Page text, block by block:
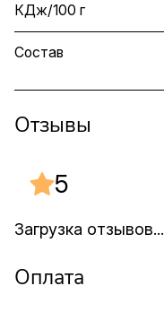
КДж/100 г
Состав
Отзывы
Загрузка отзывов...
5
Оплата